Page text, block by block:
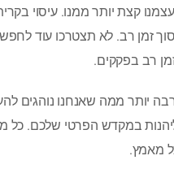
קצת יותר ממנו. עיסוי
זמן רב. לא תצטרכו עוד
רב בפקקים.
יותר ממה שאנחנו נוהגים
במקדש הפרטי שלכם. כל
מאמץ.